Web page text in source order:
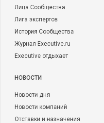
Лица Сообщества
Лига экспертов
История Сообщества
Журнал Executive.ru
Executive отдыхает
НОВОСТИ
Новости дня
Новости компаний
Отставки и назначения